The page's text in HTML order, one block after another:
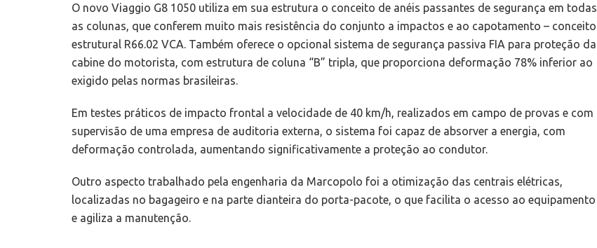
O novo Viaggio G8 1050 utiliza em sua estrutura o conceito de anéis passantes de segurança em todas
as colunas, que conferem muito mais resistência do conjunto a impactos e ao capotamento – conceito
estrutural R66.02 VCA. Também oferece o opcional sistema de segurança passiva FIA para proteção da
cabine do motorista, com estrutura de coluna “B” tripla, que proporciona deformação 78% inferior ao
exigido pelas normas brasileiras.
Em testes práticos de impacto frontal a velocidade de 40 km/h, realizados em campo de provas e com
supervisão de uma empresa de auditoria externa, o sistema foi capaz de absorver a energia, com
deformação controlada, aumentando significativamente a proteção ao condutor.
Outro aspecto trabalhado pela engenharia da Marcopolo foi a otimização das centrais elétricas,
localizadas no bagageiro e na parte dianteira do porta-pacote, o que facilita o acesso ao equipamento
e agiliza a manutenção.